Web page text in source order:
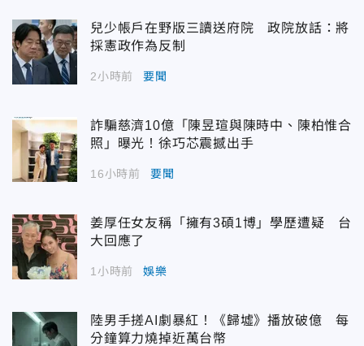
兒少帳戶在野版三讀送府院 政院放話：將
採憲政作為反制
2小時前 要聞
詐騙慈濟10億「陳昱瑄與陳時中、陳柏惟合
照」曝光！徐巧芯震撼出手
16小時前 要聞
姜厚任女友稱「擁有3碩1博」學歷遭疑 台
大回應了
1小時前 娛樂
陸男手搓AI劇暴紅！《歸墟》播放破億 每
分鐘算力燒掉近萬台幣